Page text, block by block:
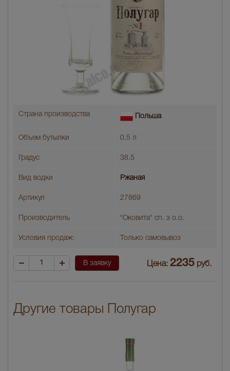
Страна производства Польша
Объем бутылки 0.5 л
Градус 38.5
Вид водки Ржаная
Артикул 27869
Производитель "Оковита" сп. з о.о.
Условия продаж: Только самовывоз
В заявку Цена: 2235 руб.
Другие товары Полугар